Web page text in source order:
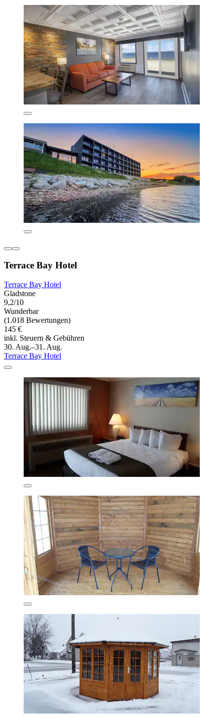
Terrace Bay Hotel
Terrace Bay Hotel
Gladstone
9,2/10
Wunderbar
(1.018 Bewertungen)
145 €
inkl. Steuern & Gebühren
30. Aug.–31. Aug.
Terrace Bay Hotel